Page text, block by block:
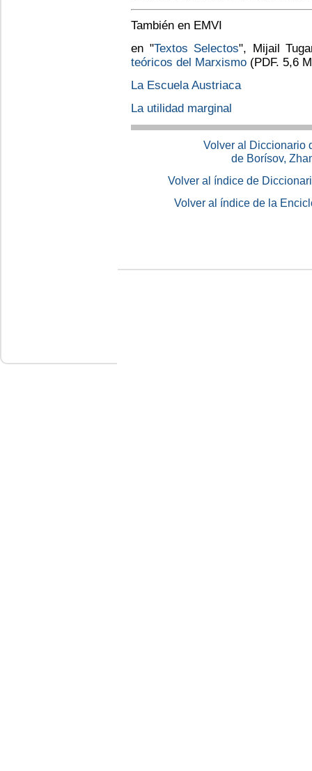
También en EMVI
en "Textos Selectos",
Mijail
teóricos del Marxismo (PDF. 5,6
La Escuela Austriaca
La utilidad marginal
Volver al Diccionario
de Borísov,
Volver al índice de
Volver al índice de la